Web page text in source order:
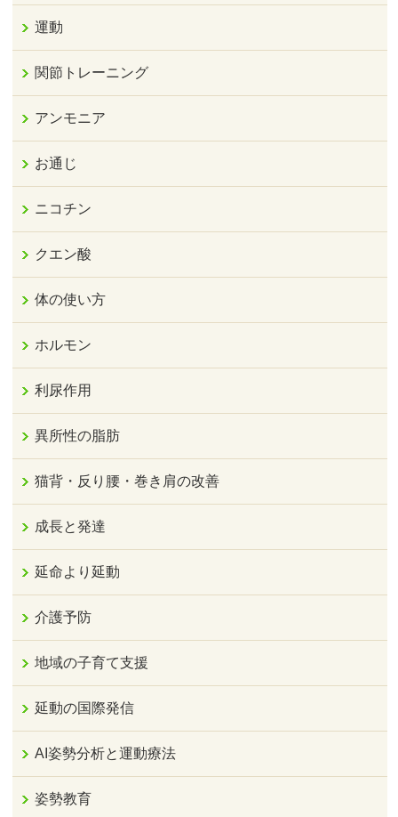
運動
関節トレーニング
アンモニア
お通じ
ニコチン
クエン酸
体の使い方
ホルモン
利尿作用
異所性の脂肪
猫背・反り腰・巻き肩の改善
成長と発達
延命より延動
介護予防
地域の子育て支援
延動の国際発信
AI姿勢分析と運動療法
姿勢教育